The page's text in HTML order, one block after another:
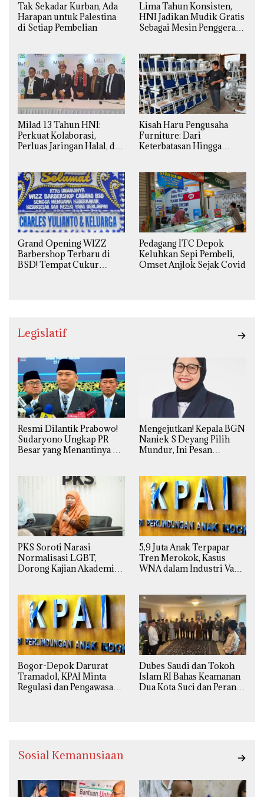
Tak Sekadar Kurban, Ada
Harapan untuk Palestina
di Setiap Pembelian
Lima Tahun Konsisten,
HNI Jadikan Mudik Gratis
Sebagai Mesin Penggerak
Milad 13 Tahun HNI:
Perkuat Kolaborasi,
Perluas Jaringan Halal, dan
Kisah Haru Pengusaha
Furniture: Dari
Keterbatasan Hingga
Grand Opening WIZZ
Barbershop Terbaru di
BSD! Tempat Cukur
Pedagang ITC Depok
Keluhkan Sepi Pembeli,
Omset Anjlok Sejak Covid
Legislatif
Resmi Dilantik Prabowo!
Sudaryono Ungkap PR
Besar yang Menantinya di
Mengejutkan! Kepala BGN
Naniek S Deyang Pilih
Mundur, Ini Pesan
PKS Soroti Narasi
Normalisasi LGBT,
Dorong Kajian Akademik
Agama
5,9 Juta Anak Terpapar
Tren Merokok, Kasus
WNA dalam Industri Vape
Bogor-Depok Darurat
Tramadol, KPAI Minta
Regulasi dan Pengawasan
Dubes Saudi dan Tokoh
Islam RI Bahas Keamanan
Dua Kota Suci dan Peran
Sosial Kemanusiaan